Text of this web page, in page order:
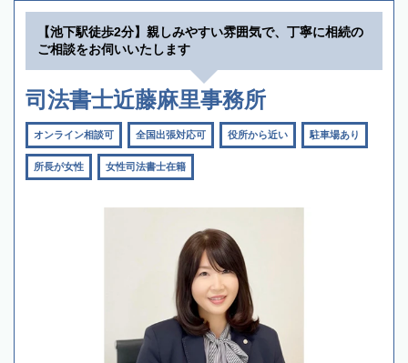
【池下駅徒歩2分】親しみやすい雰囲気で、丁寧に相続の
ご相談をお伺いいたします
司法書士近藤麻里事務所
オンライン相談可 全国出張対応可 役所から近い 駐車場あり
所長が女性 女性司法書士在籍